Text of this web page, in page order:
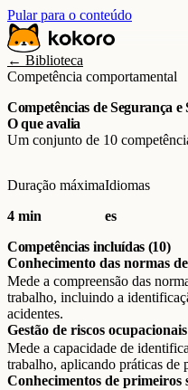
Pular para o conteúdo
← Biblioteca
Competência comportamental
Competências de Segurança
O que avalia
Um conjunto de 10
Duração máxima
4 min
Idiomas
es
Competências incluídas (10)
Conhecimento das normas
Mede a compreensão das
trabalho, incluindo a
acidentes.
Gestão de riscos ocupacionais
Mede a capacidade de
trabalho, aplicando práticas de
Conhecimentos de primeiros